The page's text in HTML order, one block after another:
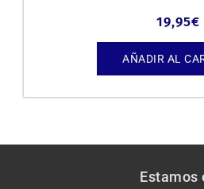
19,95€
AÑADIR AL
Estamos